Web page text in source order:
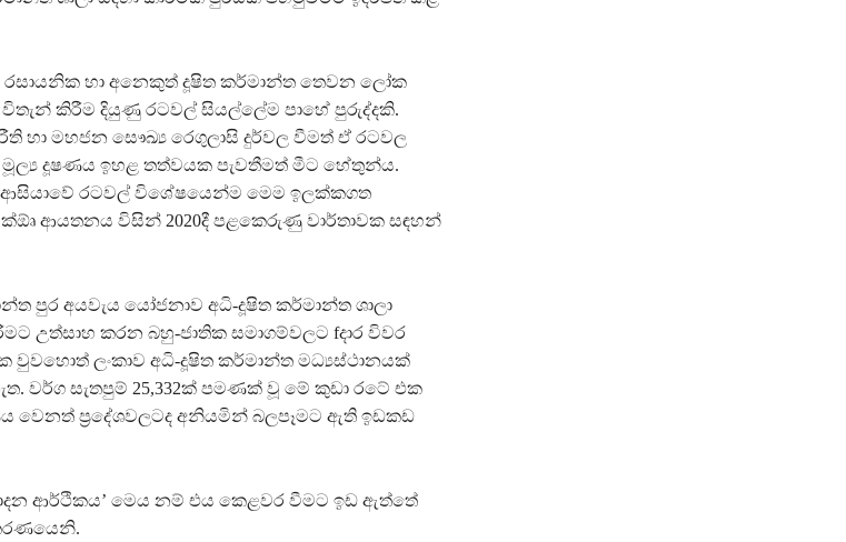
හා අනෙකුත් දූෂිත කර්මාන්ත තෙවන ලෝක
කිරීම දියුණු රටවල් සියල්ලේම පාහේ පුරුද්දකි.
හා මහජන සෞඛ්‍ය රෙගුලාසි දුර්වල වීමත් ඒ රටවල
මූල්‍ය දූෂණය ඉහළ තත්වයක පැවතීමත් මීට හේතුන්ය.
ආසියාවේ රටවල් විශේෂයෙන්ම මෙම ඉලක්කගත
ආයතනය විසින් 2020දී පළකෙරුණු වාර්තාවක සඳහන්
පුර අයවැය යෝජනාව අධි-දූෂිත කර්මාන්ත ශාලා
උත්සාහ කරන බහු-ජාතික සමාගම්වලට fදාර විවර
වුවහොත් ලංකාව අධි-දූෂිත කර්මාන්ත මධ්‍යස්ථානයක්
වර්ග සැතපුම් 25,332ක් පමණක් වූ මේ කුඩා රටේ එක
වෙනත් ප්‍රදේශවලටද අනියමින් බලපෑමට ඇති ඉඩකඩ
ආර්ථිකය’ මෙය නම් එය කෙළවර වීමට ඉඩ ඇත්තේ